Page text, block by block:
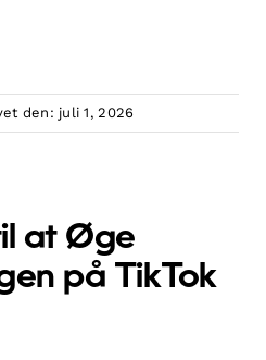
den: juli 1, 2026
at Øge
på TikTok